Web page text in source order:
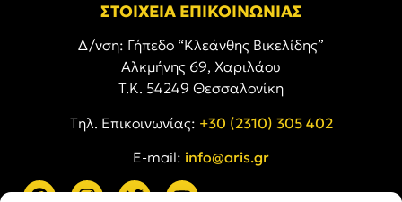
ΣΤΟΙΧΕΙΑ ΕΠΙΚΟΙΝΩΝΙΑΣ
Δ/νση: Γήπεδο “Κλεάνθης Βικελίδης”
Αλκμήνης 69, Χαριλάου
Τ.Κ. 54249 Θεσσαλονίκη
Tηλ. Επικοινωνίας: +30 (2310) 305 402
E-mail: info@aris.gr